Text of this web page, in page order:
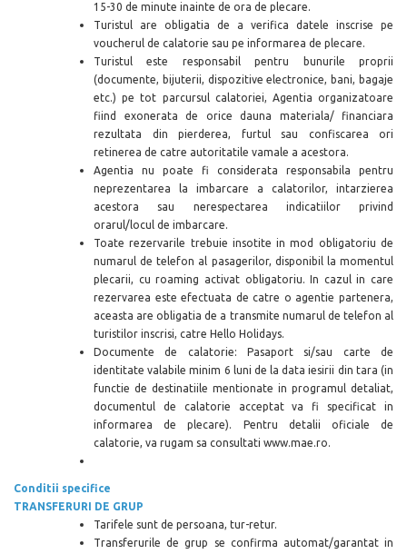
15-30 de minute inainte de ora de plecare.
Turistul are obligatia de a verifica datele inscrise pe
voucherul de calatorie sau pe informarea de plecare.
Turistul este responsabil pentru bunurile proprii
(documente, bijuterii, dispozitive electronice, bani, bagaje
etc.) pe tot parcursul calatoriei, Agentia organizatoare
fiind exonerata de orice dauna materiala/ financiara
rezultata din pierderea, furtul sau confiscarea ori
retinerea de catre autoritatile vamale a acestora.
Agentia nu poate fi considerata responsabila pentru
neprezentarea la imbarcare a calatorilor, intarzierea
acestora sau nerespectarea indicatiilor privind
orarul/locul de imbarcare.
Toate rezervarile trebuie insotite in mod obligatoriu de
numarul de telefon al pasagerilor, disponibil la momentul
plecarii, cu roaming activat obligatoriu. In cazul in care
rezervarea este efectuata de catre o agentie partenera,
aceasta are obligatia de a transmite numarul de telefon al
turistilor inscrisi, catre Hello Holidays.
Documente de calatorie: Pasaport si/sau carte de
identitatevalabile minim 6 luni de la data iesirii din tara (in
functie de destinatiile mentionate in programul detaliat,
documentul de calatorie acceptat va fi specificat in
informarea de plecare). Pentru detalii oficiale de
calatorie, va rugam sa consultati www.mae.ro.
Conditii specifice
TRANSFERURI DE GRUP
Tarifele sunt de persoana, tur-retur.
Transferurile de grup se confirma automat/garantat in